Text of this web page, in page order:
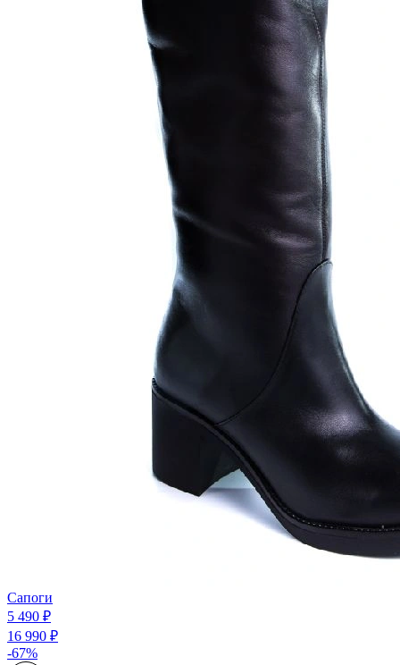
Сапоги
5 490 ₽
16 990 ₽
-67%